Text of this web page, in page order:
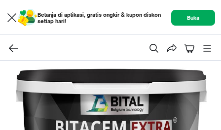
Belanja di aplikasi, gratis ongkir & kupon diskon
setiap hari!
Buka